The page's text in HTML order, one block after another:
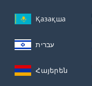
Қазақша
עברית
Հայերեն